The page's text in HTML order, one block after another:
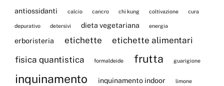
antiossidanti calcio cancro chi kung coltivazione cura
depurativo detersivi dieta vegetariana energia
erboristeria etichette
etichette alimentari
fisica quantistica
formaldeide frutta guarigione
inquinamento inquinamento indoor limone